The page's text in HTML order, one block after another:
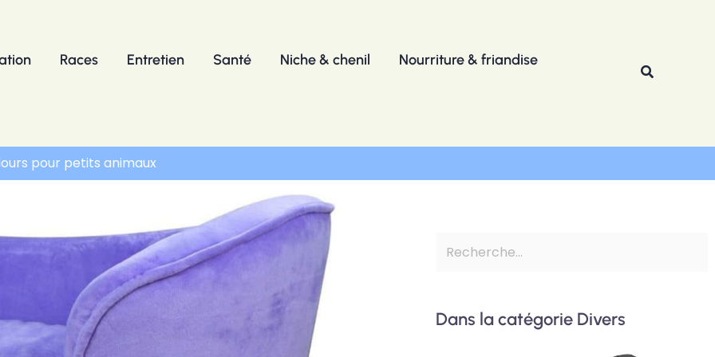
Races Entretien Santé Niche & chenil
Nourriture & friandise
pour petits animaux
c
Dans la catégorie Divers